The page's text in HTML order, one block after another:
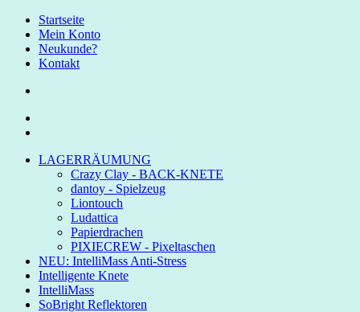
Startseite
Mein Konto
Neukunde?
Kontakt
LAGERRÄUMUNG
Crazy Clay - BACK-KNETE
dantoy - Spielzeug
Liontouch
Ludattica
Papierdrachen
PIXIECREW - Pixeltaschen
NEU: IntelliMass Anti-Stress
Intelligente Knete
IntelliMass
SoBright Reflektoren